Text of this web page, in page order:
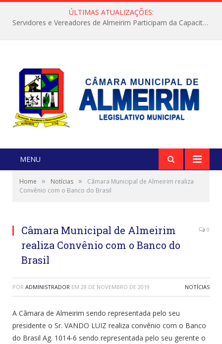
ÚLTIMAS ATUALIZAÇÕES:
Servidores e Vereadores de Almeirim Participam da Capacitação “Orientar é a Nossa Missão”
MENU
Home » Notícias »
Câmara Municipal de Almeirim realiza
Convênio com o Banco do Brasil
Câmara Municipal de Almeirim
realiza Convênio com o Banco do
Brasil
0
POR ADMINISTRADOR EM 28 DE NOVEMBRO DE 2019 NOTÍCIAS
A Câmara de Almeirim sendo representada pelo seu
presidente o Sr. VANDO LUIZ realiza convênio com o Banco
do Brasil Ag. 1014-6 sendo representada pelo seu gerente o